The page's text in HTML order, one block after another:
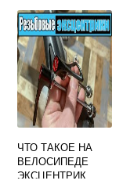
ЧТО ТАКОЕ НА
ВЕЛОСИПЕДЕ
ЭКСЦЕНТРИК